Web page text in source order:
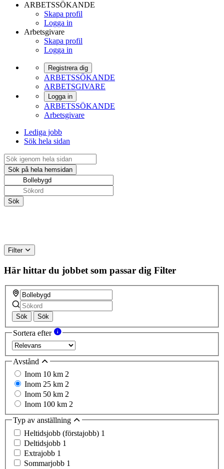
ARBETSSÖKANDE
Skapa profil
Logga in
Arbetsgivare
Skapa profil
Logga in
Registrera dig
ARBETSSÖKANDE
ARBETSGIVARE
Logga in
ARBETSSÖKANDE
Arbetsgivare
Lediga jobb
Sök hela sidan
Filter
Här hittar du jobbet som passar dig Filter
Sök Sök
Sortera efter
Avstånd
Inom 10 km 2
Inom 25 km 2
Inom 50 km 2
Inom 100 km 2
Typ av anställning
Heltidsjobb (förstajobb) 1
Deltidsjobb 1
Extrajobb 1
Sommarjobb 1